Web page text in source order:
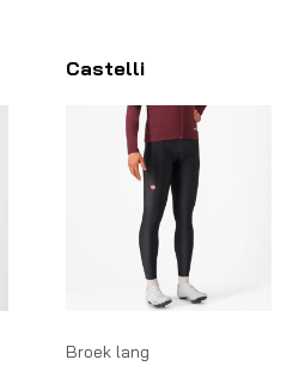
Castelli
Broek lang